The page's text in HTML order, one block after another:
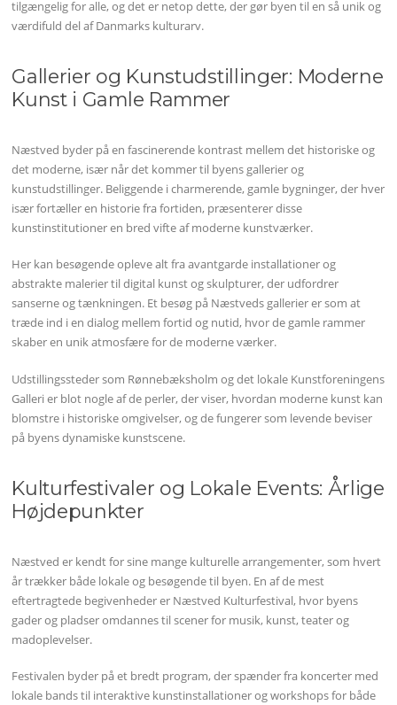
tilgængelig for alle, og det er netop dette, der gør byen til en så unik og
værdifuld del af Danmarks kulturarv.
Gallerier og Kunstudstillinger: Moderne
Kunst i Gamle Rammer
Næstved byder på en fascinerende kontrast mellem det historiske og
det moderne, især når det kommer til byens gallerier og
kunstudstillinger. Beliggende i charmerende, gamle bygninger, der hver
især fortæller en historie fra fortiden, præsenterer disse
kunstinstitutioner en bred vifte af moderne kunstværker.
Her kan besøgende opleve alt fra avantgarde installationer og
abstrakte malerier til digital kunst og skulpturer, der udfordrer
sanserne og tænkningen. Et besøg på Næstveds gallerier er som at
træde ind i en dialog mellem fortid og nutid, hvor de gamle rammer
skaber en unik atmosfære for de moderne værker.
Udstillingssteder som Rønnebæksholm og det lokale Kunstforeningens
Galleri er blot nogle af de perler, der viser, hvordan moderne kunst kan
blomstre i historiske omgivelser, og de fungerer som levende beviser
på byens dynamiske kunstscene.
Kulturfestivaler og Lokale Events: Årlige
Højdepunkter
Næstved er kendt for sine mange kulturelle arrangementer, som hvert
år trækker både lokale og besøgende til byen. En af de mest
eftertragtede begivenheder er Næstved Kulturfestival, hvor byens
gader og pladser omdannes til scener for musik, kunst, teater og
madoplevelser.
Festivalen byder på et bredt program, der spænder fra koncerter med
lokale bands til interaktive kunstinstallationer og workshops for både